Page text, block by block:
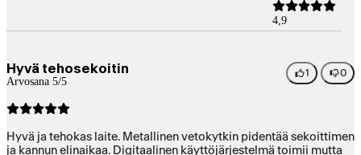
4,9
Hyvä tehosekoitin
Arvosana 5/5
1 0
Hyvä ja tehokas laite. Metallinen vetokytkin pidentää sekoittimen
ja kannun elinaikaa. Digitaalinen käyttöjärjestelmä toimii mutta